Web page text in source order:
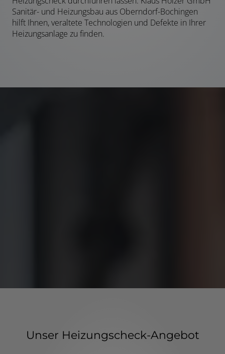
Sanitär- und Heizungsbau aus Oberndorf-Bochingen
hilft Ihnen, veraltete Technologien und Defekte in Ihrer
Heizungsanlage zu finden.
Unser Heizungscheck-Angebot